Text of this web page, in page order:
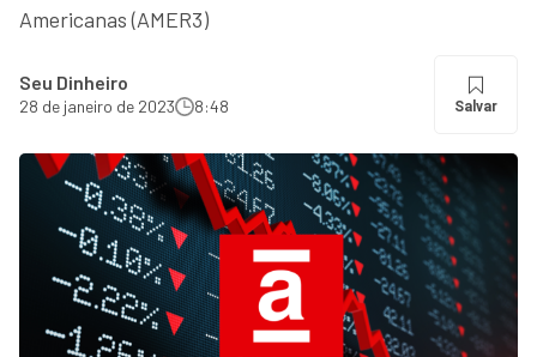
Americanas (AMER3)
Seu Dinheiro
28 de janeiro de 2023 8:48 Salvar